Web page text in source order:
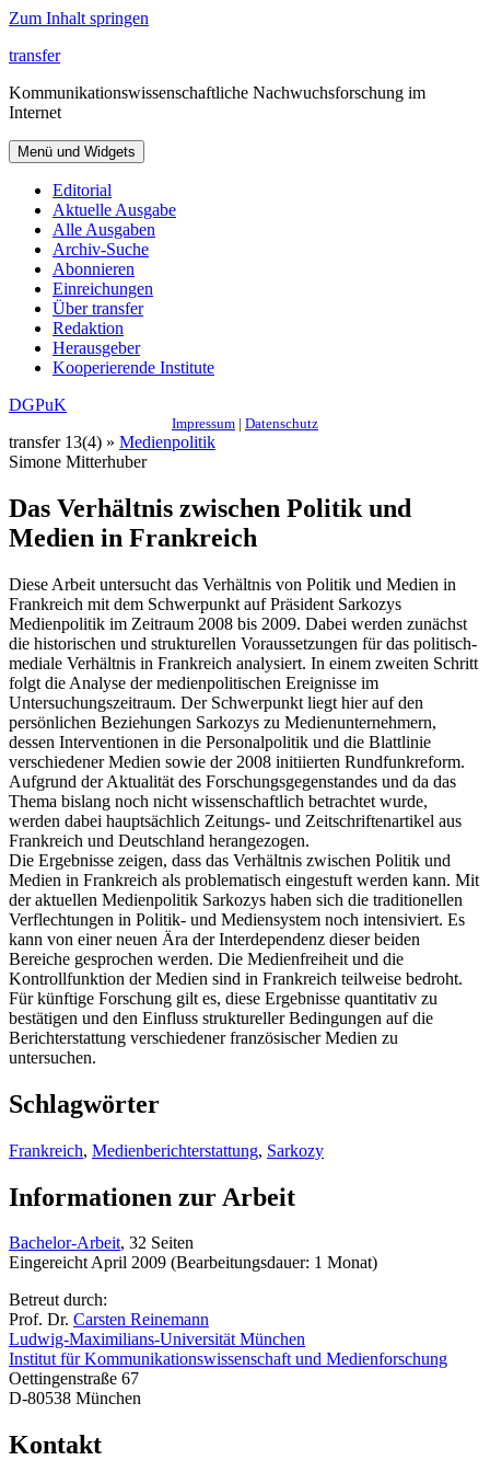
Zum Inhalt springen
transfer
Kommunikationswissenschaftliche Nachwuchsforschung im
Internet
Menü und Widgets
Editorial
Aktuelle Ausgabe
Alle Ausgaben
Archiv-Suche
Abonnieren
Einreichungen
Über transfer
Redaktion
Herausgeber
Kooperierende Institute
DGPuK
Impressum | Datenschutz
transfer 13(4) » Medienpolitik
Simone Mitterhuber
Das Verhältnis zwischen Politik und
Medien in Frankreich
Diese Arbeit untersucht das Verhältnis von Politik und Medien in
Frankreich mit dem Schwerpunkt auf Präsident Sarkozys
Medienpolitik im Zeitraum 2008 bis 2009. Dabei werden zunächst
die historischen und strukturellen Voraussetzungen für das politisch-
mediale Verhältnis in Frankreich analysiert. In einem zweiten Schritt
folgt die Analyse der medienpolitischen Ereignisse im
Untersuchungszeitraum. Der Schwerpunkt liegt hier auf den
persönlichen Beziehungen Sarkozys zu Medienunternehmern,
dessen Interventionen in die Personalpolitik und die Blattlinie
verschiedener Medien sowie der 2008 initiierten Rundfunkreform.
Aufgrund der Aktualität des Forschungsgegenstandes und da das
Thema bislang noch nicht wissenschaftlich betrachtet wurde,
werden dabei hauptsächlich Zeitungs- und Zeitschriftenartikel aus
Frankreich und Deutschland herangezogen.
Die Ergebnisse zeigen, dass das Verhältnis zwischen Politik und
Medien in Frankreich als problematisch eingestuft werden kann. Mit
der aktuellen Medienpolitik Sarkozys haben sich die traditionellen
Verflechtungen in Politik- und Mediensystem noch intensiviert. Es
kann von einer neuen Ära der Interdependenz dieser beiden
Bereiche gesprochen werden. Die Medienfreiheit und die
Kontrollfunktion der Medien sind in Frankreich teilweise bedroht.
Für künftige Forschung gilt es, diese Ergebnisse quantitativ zu
bestätigen und den Einfluss struktureller Bedingungen auf die
Berichterstattung verschiedener französischer Medien zu
untersuchen.
Schlagwörter
Frankreich, Medienberichterstattung, Sarkozy
Informationen zur Arbeit
Bachelor-Arbeit, 32 Seiten
Eingereicht April 2009 (Bearbeitungsdauer: 1 Monat)
Betreut durch:
Prof. Dr. Carsten Reinemann
Ludwig-Maximilians-Universität München
Institut für Kommunikationswissenschaft und Medienforschung
Oettingenstraße 67
D-80538 München
Kontakt